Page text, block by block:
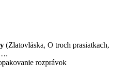
(Zlatovláska, O troch prasiatkach,
rozprávok